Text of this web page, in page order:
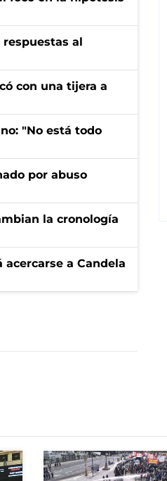
al
con una tijera a
"No está todo
por abuso
la cronología
a Candela